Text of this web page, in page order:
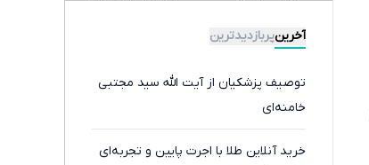
رایگان+پرداخت
اقساطی😍
آخرینپربازدیدترین
توصیف پزشکیان از آیت الله سید مجتبی
خامنه‌ای
خرید آنلاین طلا با اجرت پایین و تجربه‌ای